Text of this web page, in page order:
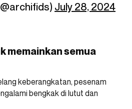
July 28, 2024
memainkan semua
keberangkatan, pesenam
bengkak di lutut dan